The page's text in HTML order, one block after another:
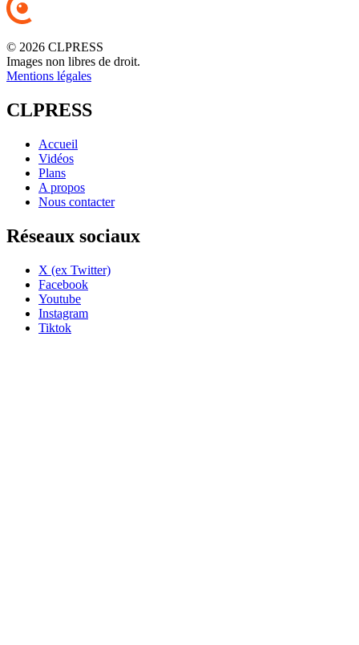
© 2026 CLPRESS
Images non libres de droit.
Mentions légales
CLPRESS
Accueil
Vidéos
Plans
A propos
Nous contacter
Réseaux sociaux
X (ex Twitter)
Facebook
Youtube
Instagram
Tiktok